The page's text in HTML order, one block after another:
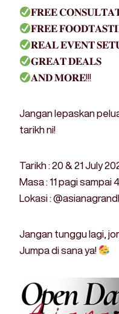
𝐅𝐑𝐄𝐄
𝐅𝐑𝐄𝐄
𝐑𝐄𝐀𝐋 𝐄𝐕𝐄𝐍𝐓
𝐆𝐑𝐄𝐀𝐓 𝐃𝐄𝐀𝐋𝐒
𝐀𝐍𝐃 𝐌𝐎𝐑𝐄!!!
Jangan lepaskan
tarikh ni!
Tarikh : 20 & 21 July
Masa : 11 pagi sampai
Lokasi :
Jangan tunggu lagi,
Jumpa di sana ya!